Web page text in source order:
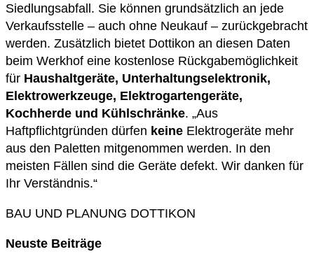
Siedlungsabfall. Sie können grundsätzlich an jede
Verkaufsstelle – auch ohne Neukauf – zurückgebracht
werden. Zusätzlich bietet Dottikon an diesen Daten
beim Werkhof eine kostenlose Rück­gabemöglichkeit
für Haushaltgeräte, Unterhaltungselektronik,
Elektrowerkzeuge, Elektrogartengeräte,
Kochherde und Kühlschränke. „Aus
Haftpflichtgründen dürfen keine Elektrogeräte mehr
aus den Paletten mitgenommen werden. In den
meisten Fällen sind die Geräte defekt. Wir danken für
Ihr Verständnis.“
BAU UND PLANUNG DOTTIKON
Neuste Beiträge